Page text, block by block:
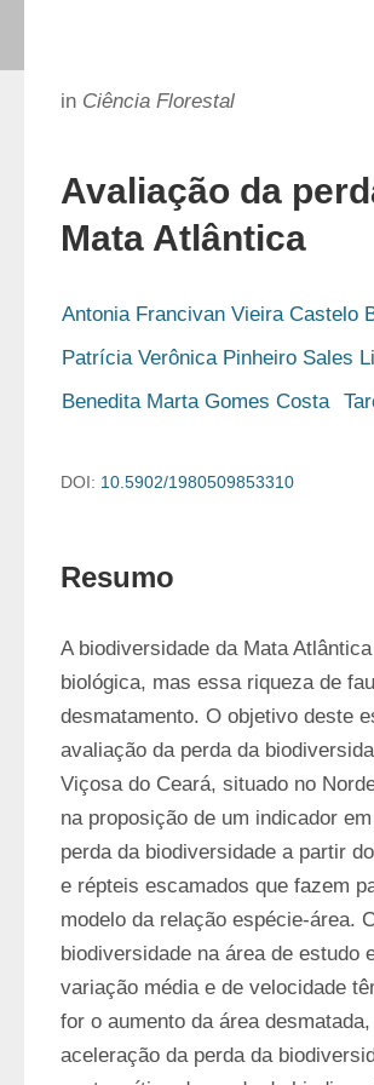
in Ciência Florestal
Avaliação da
Mata Atlântica
Antonia Francivan Vieira Castelo
Patrícia Verônica Pinheiro Sales
Benedita Marta Gomes Costa
DOI: 10.5902/1980509853310
Resumo
A biodiversidade da Mata
biológica, mas essa riqueza de
desmatamento. O objetivo deste
avaliação da perda da
Viçosa do Ceará, situado no
na proposição de um indicador
perda da biodiversidade a partir
e répteis escamados que fazem
modelo da relação espécie-área.
biodiversidade na área de estudo
variação média e de velocidade
for o aumento da área
aceleração da perda da